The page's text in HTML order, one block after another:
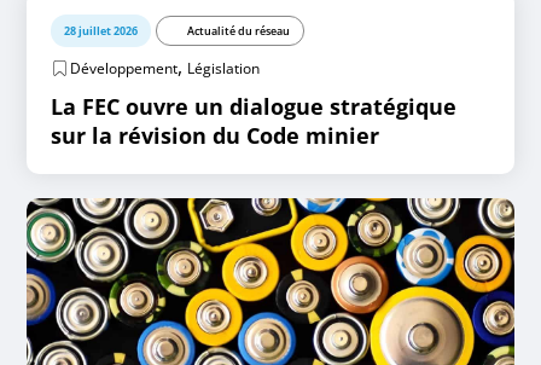
28 juillet 2026 Actualité du réseau
Développement, Législation
La FEC ouvre un dialogue stratégique
sur la révision du Code minier